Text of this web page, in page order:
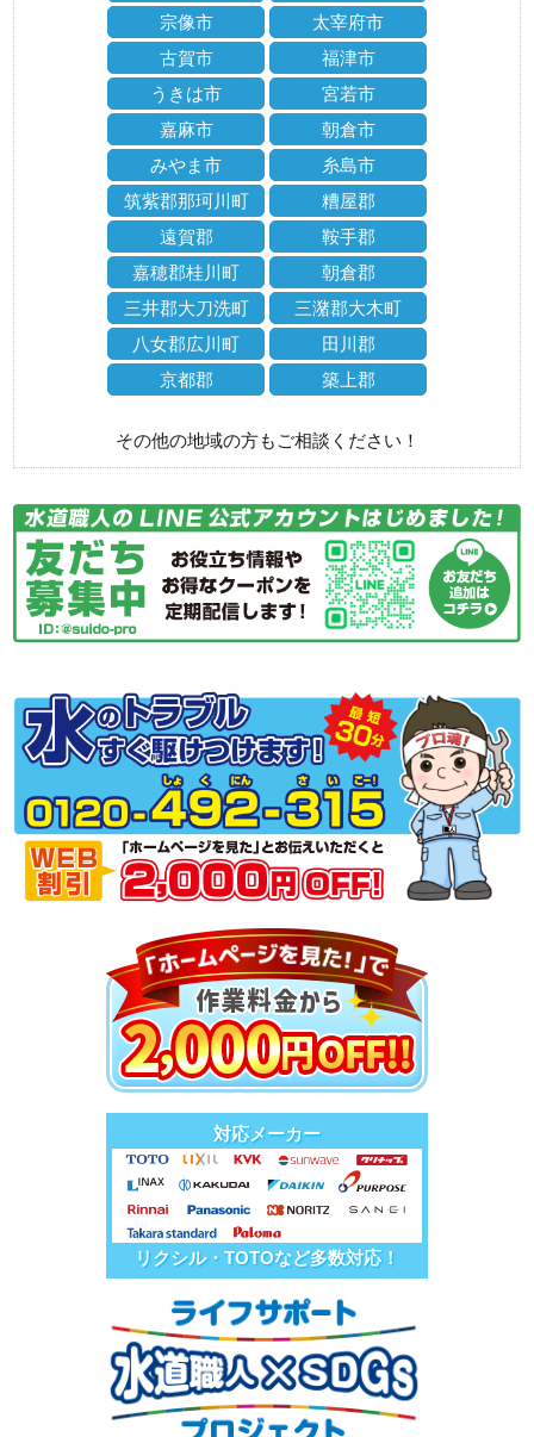
宗像市
太宰府市
古賀市
福津市
うきは市
宮若市
嘉麻市
朝倉市
みやま市
糸島市
筑紫郡那珂川町
糟屋郡
遠賀郡
鞍手郡
嘉穂郡桂川町
朝倉郡
三井郡大刀洗町
三潴郡大木町
八女郡広川町
田川郡
京都郡
築上郡
その他の地域の方もご相談ください！
対応メーカー
リクシル・TOTOなど多数対応！